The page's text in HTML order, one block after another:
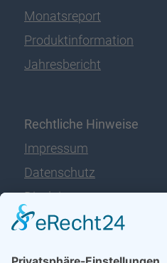
Monatsreport
Produktinformation
Jahresbericht
Rechtliche Hinweise
Impressum
Datenschutz
Disclaimer